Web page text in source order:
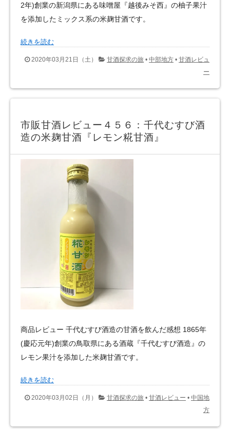
2年)創業の新潟県にある味噌屋『越後みそ西』の柚子果汁
を添加したミックス系の米麹甘酒です。
続きを読む
2020年03月21日（土） 甘酒探求の旅 • 中部地方 • 甘酒レビュ
ー
市販甘酒レビュー４５６：千代むすび酒
造の米麹甘酒『レモン糀甘酒』
商品レビュー 千代むすび酒造の甘酒を飲んだ感想 1865年
(慶応元年)創業の鳥取県にある酒蔵『千代むすび酒造』の
レモン果汁を添加した米麹甘酒です。
続きを読む
2020年03月02日（月） 甘酒探求の旅 • 甘酒レビュー • 中国地
方